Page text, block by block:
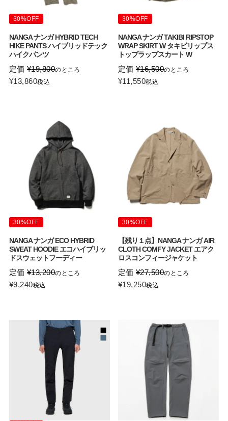
30%OFF
NANGA ナンガ HYBRID TECH
HIKE PANTS ハイブリッドテック
ハイクパンツ
定価 ¥19,800のところ
¥13,860税込
30%OFF
NANGA ナンガ TAKIBI RIPSTOP
WRAP SKIRT W タキビリップス
トップラップスカート W
定価 ¥16,500のところ
¥11,550税込
30%OFF
NANGA ナンガ ECO HYBRID
SWEAT HOODIE エコハイブリッ
ドスウェットフーディー
定価 ¥13,200のところ
¥9,240税込
30%OFF
【残り１点】NANGA ナンガ AIR
CLOTH COMFY JACKET エアク
ロスコンフィージャケット
定価 ¥27,500のところ
¥19,250税込